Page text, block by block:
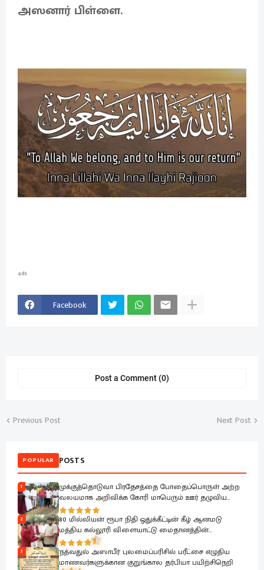
அஸனார் பிள்ளை.
ads
Facebook
Post a Comment (0)
Previous Post Next Post
POPULAR POSTS
1
முக்குத்தொடுவா பிரதேசத்தை போதைப்பொருள் அற்ற
வலயமாக அறிவிக்க கோரி மாபெரும் ஊர் தழுவிய
எதிர்ப்பு ஆர்பாட்டம்.
2
80 மில்லியன் ரூபா நிதி ஒதுக்கீட்டின் கீழ் ஆனமடு
மத்திய கல்லூரி விளையாட்டு மைதானத்தின்
அபிவிருத்தி பணிகள் ஆரம்பம்.
3
'நத்வதுல் அஸாபீர்' புலமைப்பரிசில் பரீட்சை எழுதிய
மாணவர்களுக்கான குறுங்கால தர்பியா பயிற்சிநெறி